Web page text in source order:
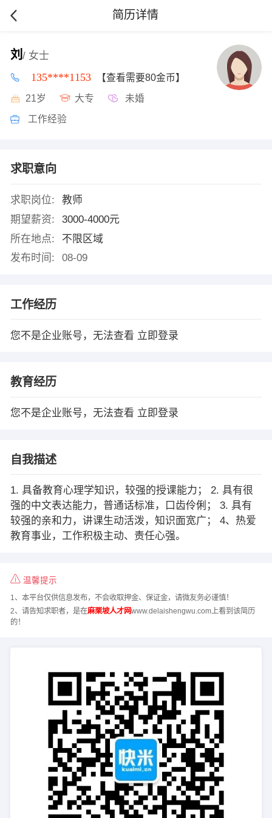
简历详情
刘 / 女士
135****1153 【查看需要80金币】
21岁 大专 未婚
工作经验
求职意向
求职岗位:
教师
期望薪资:
3000-4000元
所在地点:
不限区域
发布时间:
08-09
工作经历
您不是企业账号，无法查看 立即登录
教育经历
您不是企业账号，无法查看 立即登录
自我描述
1. 具备教育心理学知识，较强的授课能力； 2. 具有很
强的中文表达能力，普通话标准，口齿伶俐； 3. 具有
较强的亲和力，讲课生动活泼，知识面宽广； 4、热爱
教育事业，工作积极主动、责任心强。
温馨提示
1、本平台仅供信息发布，不会收取押金、保证金，请微友务必谨慎！
2、请告知求职者，是在麻栗坡人才网www.delaishengwu.com上看到该简历
的！